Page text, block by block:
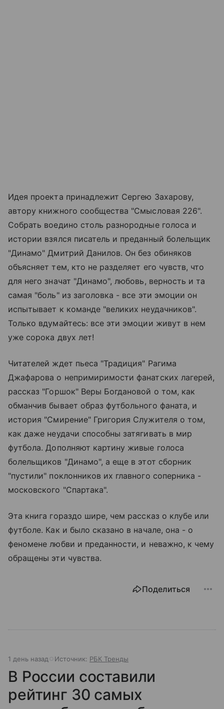
Идея проекта принадлежит Сергею Захарову,
автору книжного сообщества "Смысловая 226".
Собрать воедино столь разнородные голоса и
истории взялся писатель и преданный болельщик
"Динамо" Дмитрий Данилов. Он без обиняков
объясняет тем, кто не разделяет его чувств, что
для него значат "Динамо", любовь, верность и та
самая "боль" из заголовка - все эти эмоции он
испытывает к команде "великих неудачников".
Только вдумайтесь: все эти эмоции живут в нем
уже сорока двух лет!
Читателей ждет пьеса "Традиция" Рагима
Джафарова о непримиримости фанатских лагерей,
рассказ "Горшок" Веры Богдановой о том, как
обманчив бывает образ футбольного фаната, и
история "Смирение" Григория Служителя о том,
как даже неудачи способны затягивать в мир
футбола. Дополняют картину живые голоса
болельщиков "Динамо", а еще в этот сборник
"пустили" поклонников их главного соперника -
московского "Спартака".
Эта книга гораздо шире, чем рассказ о клубе или
футболе. Как и было сказано в начале, она - о
феномене любви и преданности, и неважно, к чему
обращены эти чувства.
Поделиться
1 день назад Источник: РБК Тренды
В России составили
рейтинг 30 самых